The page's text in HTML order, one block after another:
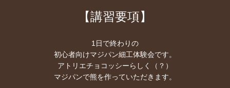
【講習要項】
1日で終わりの
初心者向けマジパン細工体験会です。
アトリエチョコッシーらしく（？）
マジパンで熊を作っていただきます。